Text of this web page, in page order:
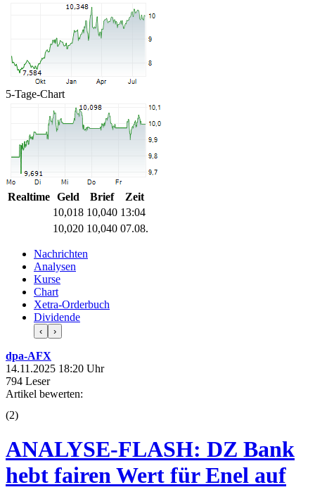
5-Tage-Chart
Realtime Geld Brief
Zeit
10,018 10,040 13:04
10,020 10,040 07.08.
Nachrichten
Analysen
Kurse
Chart
Xetra-Orderbuch
Dividende
‹ ›
dpa-AFX
14.11.2025 18:20 Uhr
794 Leser
Artikel bewerten:
(2)
ANALYSE-FLASH: DZ Bank
hebt fairen Wert für Enel auf